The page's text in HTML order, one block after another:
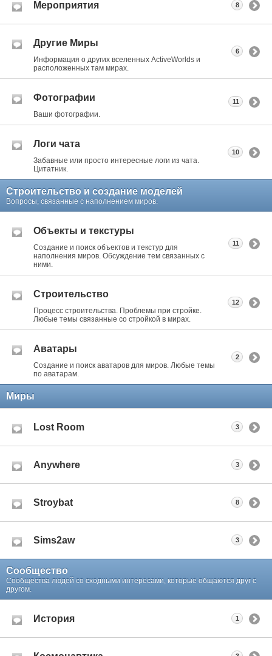
Мероприятия 8
Другие Миры
Информация о других вселенных ActiveWorlds и
расположенных там мирах.
6
Фотографии
Ваши фотографии.
11
Логи чата
Забавные или просто интересные логи из чата.
Цитатник.
10
Строительство и создание моделей
Вопросы, связанные с наполнением миров.
Объекты и текстуры
Создание и поиск объектов и текстур для
наполнения миров. Обсуждение тем связанных с
ними.
11
Строительство
Процесс строительства. Проблемы при стройке.
Любые темы связанные со стройкой в мирах.
12
Аватары
Создание и поиск аватаров для миров. Любые темы
по аватарам.
2
Миры
Lost Room 3
Anywhere 3
Stroybat 8
Sims2aw 3
Сообщество
Сообщества людей со сходными интересами, которые общаются друг с
другом.
История 1